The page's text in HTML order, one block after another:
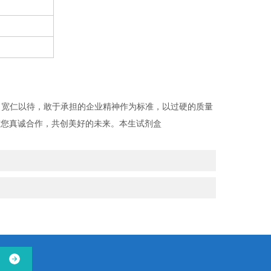
以待，敢于承担的企业精神作为标准，以过硬的质量
真诚合作，共创美好的未来。本生试剂盒